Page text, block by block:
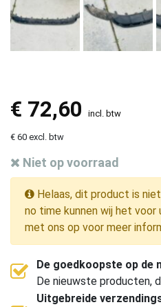
€ 72,60 incl. btw
€ 60 excl. btw
Niet op voorraad
Helaas, dit product is
no time kunnen wij het
met ons op voor meer
De goedkoopste op de
De nieuwste producten,
Uitgebreide